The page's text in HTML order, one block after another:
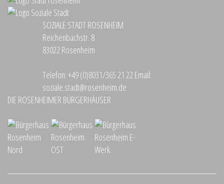
SOZIALE STADT ROSENHEIM
Reichenbachstr. 8
83022 Rosenheim
Telefon:+49 (0)8031/365 21 22 Email:
soziale.stadt@rosenheim.de
DIE ROSENHEIMER BÜRGERHÄUSER